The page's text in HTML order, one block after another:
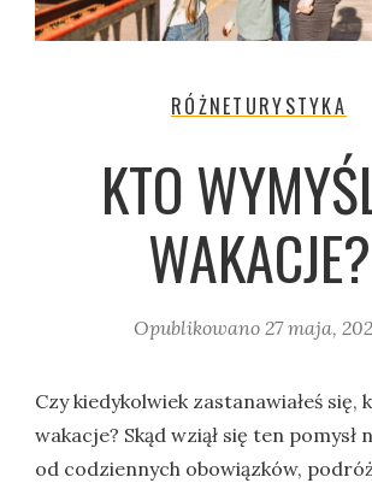
RÓŻNETURYSTYKA
KTO
WAKACJE?
Opublikowano 27 maja,
Czy kiedykolwiek zastanawiałeś się,
wakacje? Skąd wziął się ten pomysł
od codziennych obowiązków,